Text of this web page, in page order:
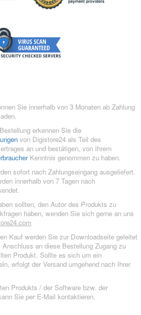
Sie innerhalb von 3 Monaten ab Zahlung
erkennen Sie die
von Digistore24 als Teil des
an und bestätigen, von Ihrem
Kenntnis genommen zu haben.
sofort nach Zahlungseingang ausgeliefert.
innerhalb von 7 Tagen nach
sollten, den Autor des Produkts zu
haben, wenden Sie sich gerne an uns
Kauf werden Sie zur Downloadseite geleitet
Anschluss an diese Bestellung Zugang zu
Produkt. Sollte es sich um ein
erfolgt der Versand umgehend nach Ihrer
Produkts / der Software bzw. der
Sie per E-Mail kontaktieren.